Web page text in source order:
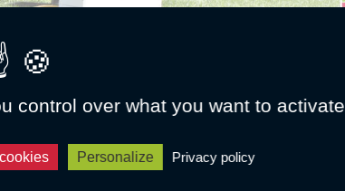
control over what you want to activate
Personalize Privacy policy